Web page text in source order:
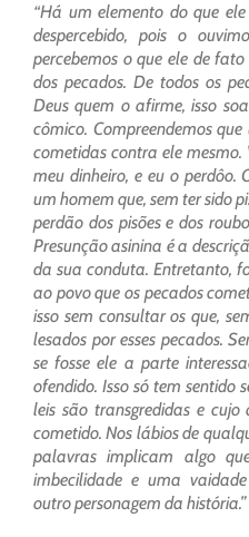
“Há um elemento do que
despercebido, pois o
percebemos o que ele de
dos pecados. De todos os
Deus quem o afirme, isso
cômico. Compreendemos
cometidas contra ele mesmo.
meu dinheiro, e eu o perdôo.
um homem que, sem ter sido
perdão dos pisões e dos
Presunção asinina é a
da sua conduta. Entretanto,
ao povo que os pecados
isso sem consultar os que,
lesados por esses pecados.
se fosse ele a parte
ofendido. Isso só tem sentido
leis são transgredidas e
cometido. Nos lábios de
palavras implicam algo
imbecilidade e uma
outro personagem da história.”